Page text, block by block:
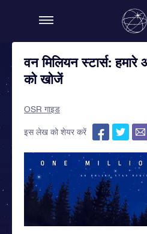
वन मिलियन स्टार्स:
को खोजें
OSR गाइड
इस लेख को शेयर करें